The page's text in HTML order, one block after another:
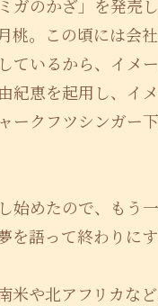
ガのかざ」を発売
桃。この頃には会
ているから、イメ
紀恵を起用し、イ
ークフツシンガー
始めたので、もう
を語って終わりにす
米や北アフリカな